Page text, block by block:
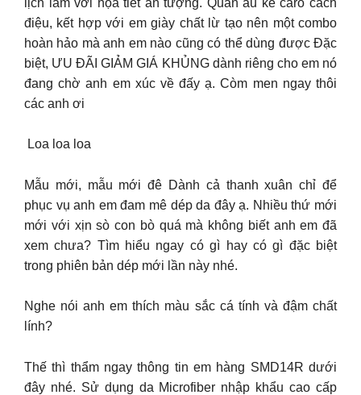
điệu, kết hợp với em giày chất lừ tạo nên một combo
hoàn hảo mà anh em nào cũng có thể dùng được Đặc
biệt, ƯU ĐÃI GIẢM GIÁ KHỦNG dành riêng cho em nó
đang chờ anh em xúc về đấy ạ. Còm men ngay thôi
các anh ơi
️ Loa loa loa ️
Mẫu mới, mẫu mới đê Dành cả thanh xuân chỉ để
phục vụ anh em đam mê dép da đây ạ. Nhiều thứ mới
mới với xịn sò con bò quá mà không biết anh em đã
xem chưa? Tìm hiểu ngay có gì hay có gì đặc biệt
trong phiên bản dép mới lần này nhé.
Nghe nói anh em thích màu sắc cá tính và đậm chất
lính?
Thế thì thẩm ngay thông tin em hàng SMD14R dưới
đây nhé. Sử dụng da Microfiber nhập khẩu cao cấp